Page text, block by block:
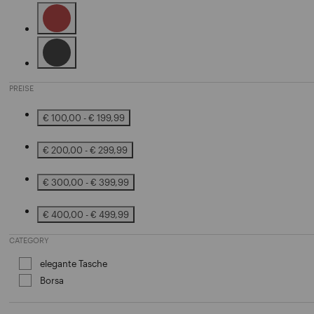
Sortieren nach Farbe: Blue
Sortieren nach Farbe: Brown
PREISE
€ 100,00 - € 199,99
Sortieren nach Preise: € 100,00 - € 199,99
€ 200,00 - € 299,99
Sortieren nach Preise: € 200,00 - € 299,99
€ 300,00 - € 399,99
Sortieren nach Preise: € 300,00 - € 399,99
€ 400,00 - € 499,99
Sortieren nach Preise: € 400,00 - € 499,99
CATEGORY
elegante TascheSortieren nach Category: elegante
Borsa